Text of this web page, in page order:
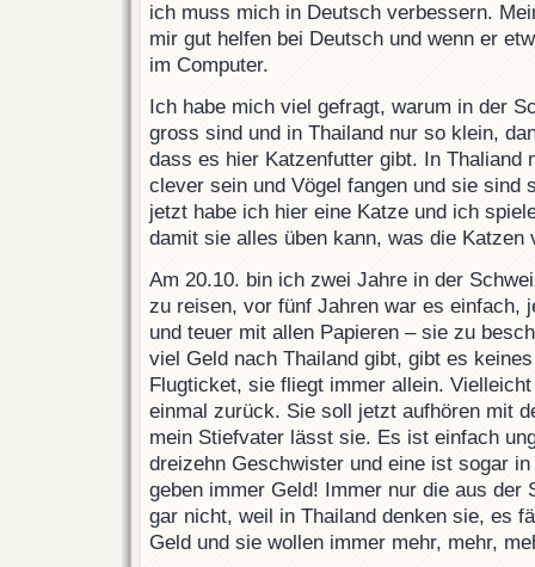
ich muss mich in Deutsch verbessern.
mir gut helfen bei Deutsch und wenn er
im Computer.
Ich habe mich viel gefragt, warum in der
gross sind und in Thailand nur so klein,
dass es hier Katzenfutter gibt. In Thaliand
clever sein und Vögel fangen und sie sind
jetzt habe ich hier eine Katze und ich
damit sie alles üben kann, was die Katzen
Am 20.10. bin ich zwei Jahre in der
zu reisen, vor fünf Jahren war es einfach,
und teuer mit allen Papieren – sie zu
viel Geld nach Thailand gibt, gibt es
Flugticket, sie fliegt immer allein.
einmal zurück. Sie soll jetzt aufhören mit
mein Stiefvater lässt sie. Es ist einfach
dreizehn Geschwister und eine ist sogar
geben immer Geld! Immer nur die aus der
gar nicht, weil in Thailand denken sie, es
Geld und sie wollen immer mehr, mehr,